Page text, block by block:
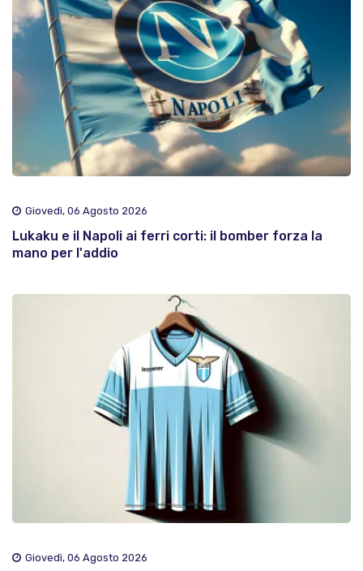
Giovedì, 06 Agosto 2026
Lukaku e il Napoli ai ferri corti: il bomber forza la
mano per l'addio
Giovedì, 06 Agosto 2026